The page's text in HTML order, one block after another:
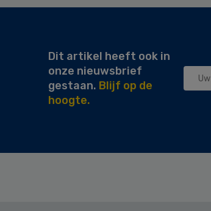
Dit artikel heeft ook in
onze nieuwsbrief
gestaan. Blijf op de
hoogte.